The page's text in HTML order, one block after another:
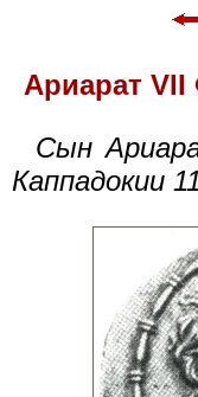
Ариарат
Сын
Каппадокии